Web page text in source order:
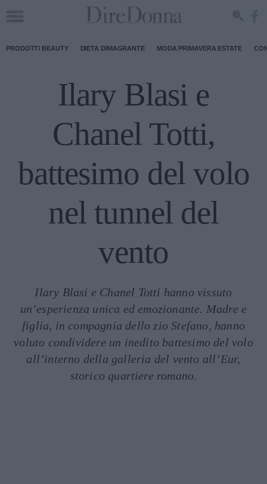
PRODOTTI BEAUTY DIETA DIMAGRANTE MODA PRIMAVERA ESTATE
Ilary Blasi e
Chanel Totti,
battesimo del volo
nel tunnel del
vento
Ilary Blasi e Chanel Totti hanno vissuto
un’esperienza unica ed emozionante. Madre e
figlia, in compagnia dello zio Stefano, hanno
voluto condividere un inedito battesimo del volo
all’interno della galleria del vento all’Eur,
storico quartiere romano.